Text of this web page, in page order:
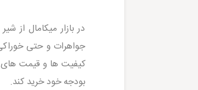
در بازار میکامال از
جواهرات و حتی
کیفیت ها و قیمت های
بودجه خود خرید کند.